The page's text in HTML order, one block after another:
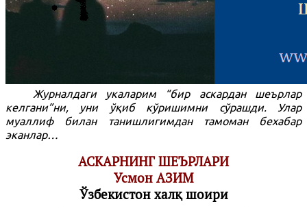
Журналдаги укаларим “бир аскардан шеърлар
келгани”ни, уни ўқиб кўришимни сўрашди. Улар
муаллиф билан танишлигимдан тамоман бехабар
эканлар…
АСКАРНИНГ ШЕЪРЛАРИ
Усмон АЗИМ
Ўзбекистон халқ шоири